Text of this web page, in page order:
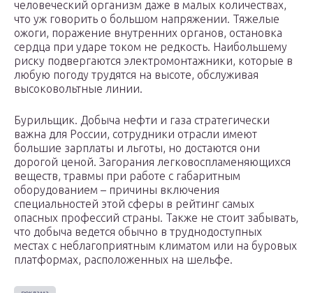
человеческий организм даже в малых количествах,
что уж говорить о большом напряжении. Тяжелые
ожоги, поражение внутренних органов, остановка
сердца при ударе током не редкость. Наибольшему
риску подвергаются электромонтажники, которые в
любую погоду трудятся на высоте, обслуживая
высоковольтные линии.
Бурильщик. Добыча нефти и газа стратегически
важна для России, сотрудники отрасли имеют
большие зарплаты и льготы, но достаются они
дорогой ценой. Загорания легковоспламеняющихся
веществ, травмы при работе с габаритным
оборудованием – причины включения
специальностей этой сферы в рейтинг самых
опасных профессий страны. Также не стоит забывать,
что добыча ведется обычно в труднодоступных
местах с неблагоприятным климатом или на буровых
платформах, расположенных на шельфе.